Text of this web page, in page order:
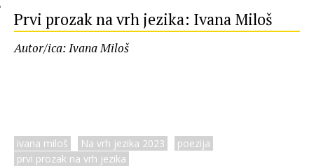
Prvi prozak na vrh jezika: Ivana Miloš
Autor/ica: Ivana Miloš
ivana miloš Na vrh jezika 2023
poezija
prvi prozak na vrh jezika